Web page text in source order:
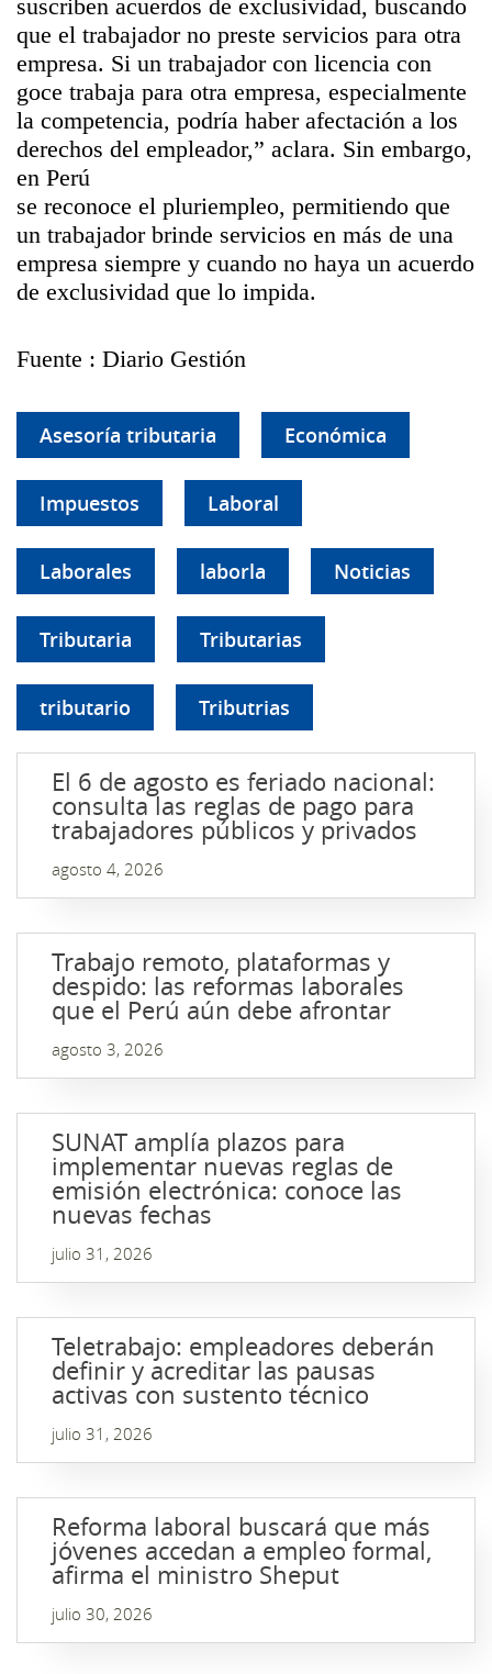
suscriben acuerdos de exclusividad, buscando
que el trabajador no preste servicios para otra
empresa. Si un trabajador con licencia con
goce trabaja para otra empresa, especialmente
la competencia, podría haber afectación a los
derechos del empleador,” aclara. Sin embargo,
en Perú
se reconoce el pluriempleo, permitiendo que
un trabajador brinde servicios en más de una
empresa siempre y cuando no haya un acuerdo
de exclusividad que lo impida.
Fuente : Diario Gestión
Asesoría tributaria Económica
Impuestos Laboral
Laborales laborla Noticias
Tributaria Tributarias
tributario Tributrias
El 6 de agosto es feriado nacional:
consulta las reglas de pago para
trabajadores públicos y privados
agosto 4, 2026
Trabajo remoto, plataformas y
despido: las reformas laborales
que el Perú aún debe afrontar
agosto 3, 2026
SUNAT amplía plazos para
implementar nuevas reglas de
emisión electrónica: conoce las
nuevas fechas
julio 31, 2026
Teletrabajo: empleadores deberán
definir y acreditar las pausas
activas con sustento técnico
julio 31, 2026
Reforma laboral buscará que más
jóvenes accedan a empleo formal,
afirma el ministro Sheput
julio 30, 2026